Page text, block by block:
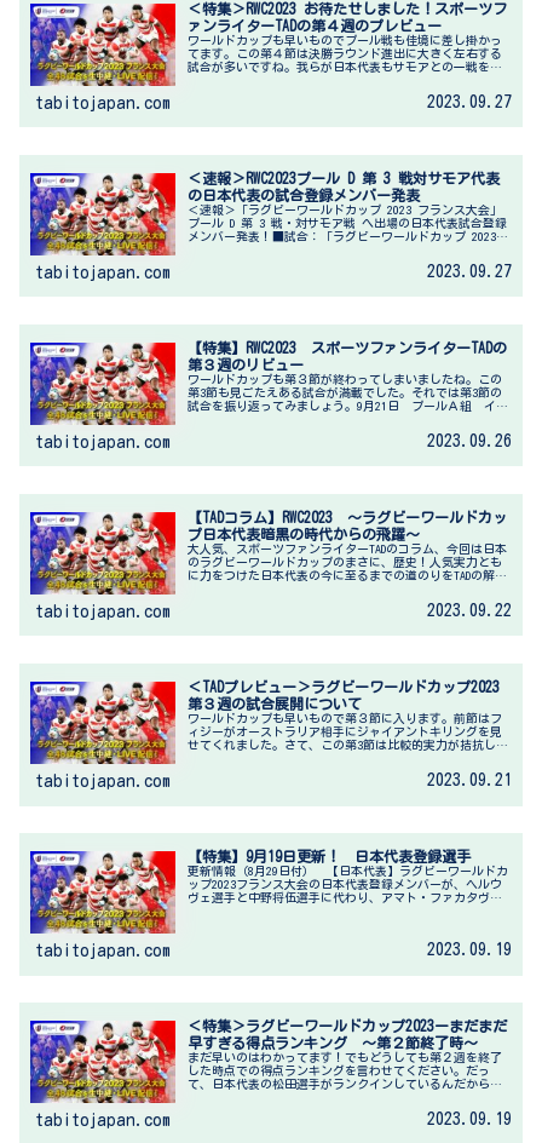
＜特集＞RWC2023 お待たせしました！スポーツフ
ァンライターTADの第４週のプレビュー
ワールドカップも早いものでプール戦も佳境に差し掛かっ
てます。この第４節は決勝ラウンド進出に大きく左右する
試合が多いですね。我らが日本代表もサモアとの一戦を控
tabitojapan.com 2023.09.27
＜速報＞RWC2023プール D 第 3 戦対サモア代表
の日本代表の試合登録メンバー発表
＜速報＞「ラグビーワールドカップ 2023 フランス大会」
プール D 第 3 戦・対サモア戦 へ出場の日本代表試合登録
メンバー発表！■試合：「ラグビーワールドカップ 2023
tabitojapan.com 2023.09.27
【特集】RWC2023 スポーツファンライターTADの
第３週のリビュー
ワールドカップも第３節が終わってしまいましたね。この
第3節も見ごたえある試合が満載でした。それでは第3節の
試合を振り返ってみましょう。9月21日 プールＡ組 イタ
tabitojapan.com 2023.09.26
【TADコラム】RWC2023 ～ラグビーワールドカッ
プ日本代表暗黒の時代からの飛躍～
大人気、スポーツファンライターTADのコラム、今回は日本
のラグビーワールドカップのまさに、歴史！人気実力とも
に力をつけた日本代表の今に至るまでの道のりをTADの解説
tabitojapan.com 2023.09.22
＜TADプレビュー＞ラグビーワールドカップ2023
第３週の試合展開について
ワールドカップも早いもので第３節に入ります。前節はフ
ィジーがオーストラリア相手にジャイアントキリングを見
せてくれました。さて、この第3節は比較的実力が拮抗して
tabitojapan.com 2023.09.21
【特集】9月19日更新！ 日本代表登録選手
更新情報（8月29日付） 【日本代表】ラグビーワールドカ
ップ2023フランス大会の日本代表登録メンバーが、ヘルウ
ヴェ選手と中野将伍選手に代わり、アマト・ファカタヴァ
tabitojapan.com 2023.09.19
＜特集＞ラグビーワールドカップ2023ーまだまだ
早すぎる得点ランキング ～第２節終了時～
まだ早いのはわかってます！でもどうしても第２週を終了
した時点での得点ランキングを言わせてください。だっ
て、日本代表の松田選手がランクインしているんだから！
tabitojapan.com 2023.09.19